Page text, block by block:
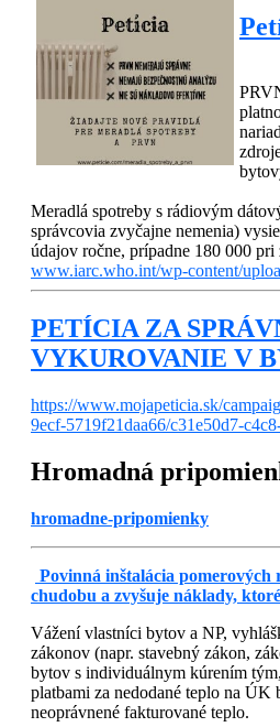
Meradlá spotreby s rádiovým
správcovia zvyčajne nemenia)
údajov ročne, prípadne 180 000
www.iarc.who.int/wp-content/
PETÍCIA ZA
VYKUROVANIE V
https://www.mojapeticia.sk/
9ecf-5719f21daa66/c31e50d7-
Hromadná
hromadne-pripomienky
Povinná inštalácia
chudobu a zvyšuje náklady,
Vážení vlastníci bytov a NP,
zákonov (napr. stavebný zákon,
bytov s individuálnym kúrením
platbami za nedodané teplo na
neoprávnené fakturované teplo.